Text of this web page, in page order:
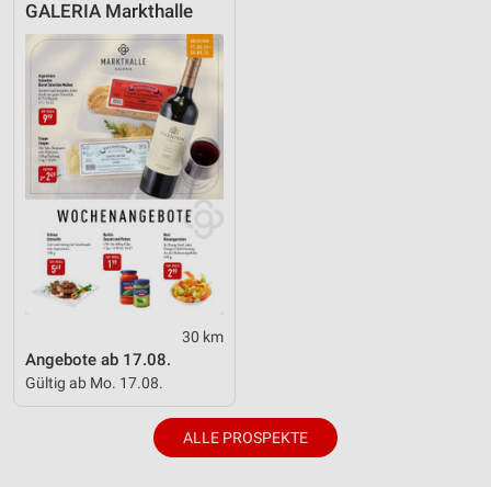
GALERIA Markthalle
30 km
Angebote ab 17.08.
Gültig ab Mo. 17.08.
ALLE PROSPEKTE